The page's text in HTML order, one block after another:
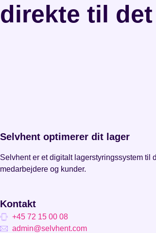
direkte til
Selvhent optimerer dit lager
Selvhent er et digitalt lagerstyringssystem til
medarbejdere og kunder.
Kontakt
+45 72 15 00 08
admin@selvhent.com